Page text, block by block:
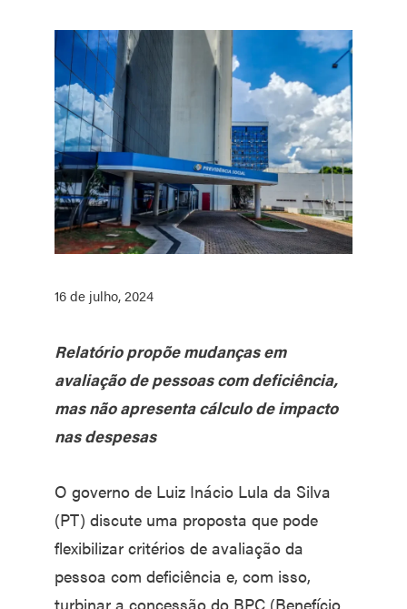
16 de julho, 2024
Relatório propõe mudanças em
avaliação de pessoas com deficiência,
mas não apresenta cálculo de impacto
nas despesas
O governo de Luiz Inácio Lula da Silva
(PT) discute uma proposta que pode
flexibilizar critérios de avaliação da
pessoa com deficiência e, com isso,
turbinar a concessão do BPC (Benefício